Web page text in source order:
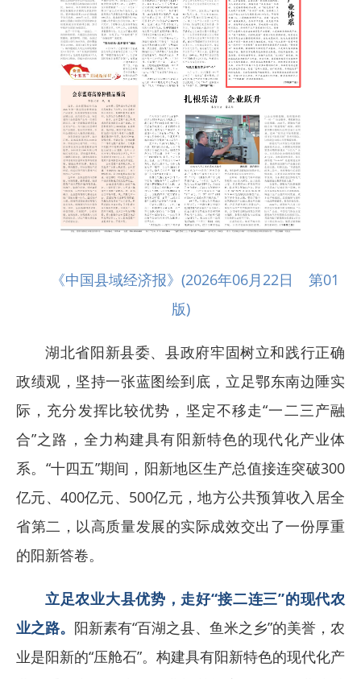
《中国县域经济报》(2026年06月22日 第01
版)
湖北省阳新县委、县政府牢固树立和践行正确
政绩观，坚持一张蓝图绘到底，立足鄂东南边陲实
际，充分发挥比较优势，坚定不移走“一二三产融
合”之路，全力构建具有阳新特色的现代化产业体
系。“十四五”期间，阳新地区生产总值接连突破300
亿元、400亿元、500亿元，地方公共预算收入居全
省第二，以高质量发展的实际成效交出了一份厚重
的阳新答卷。
立足农业大县优势，走好“接二连三”的现代农
业之路。 阳新素有“百湖之县、鱼米之乡”的美誉，农
业是阳新的“压舱石”。构建具有阳新特色的现代化产